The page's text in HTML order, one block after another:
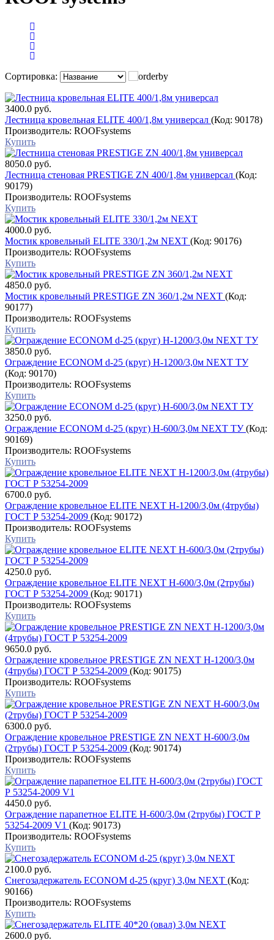
Сортировка:
3400.0 руб.
Лестница кровельная ELITE 400/1,8м универсал (Код: 90178)
Производитель: ROOFsystems
Купить
8050.0 руб.
Лестница стеновая PRESTIGE ZN 400/1,8м универсал (Код:
90179)
Производитель: ROOFsystems
Купить
4000.0 руб.
Мостик кровельный ELITE 330/1,2м NEXT (Код: 90176)
Производитель: ROOFsystems
Купить
4850.0 руб.
Мостик кровельный PRESTIGE ZN 360/1,2м NEXT (Код:
90177)
Производитель: ROOFsystems
Купить
3850.0 руб.
Ограждение ECONOM d-25 (круг) H-1200/3,0м NEXT ТУ
(Код: 90170)
Производитель: ROOFsystems
Купить
3250.0 руб.
Ограждение ECONOM d-25 (круг) H-600/3,0м NEXT ТУ(Код:
90169)
Производитель: ROOFsystems
Купить
6700.0 руб.
Ограждение кровельное ELITE NEXT H-1200/3,0м (4трубы)
ГОСТ Р 53254-2009 (Код: 90172)
Производитель: ROOFsystems
Купить
4250.0 руб.
Ограждение кровельное ELITE NEXT H-600/3,0м (2трубы)
ГОСТ Р 53254-2009 (Код: 90171)
Производитель: ROOFsystems
Купить
9650.0 руб.
Ограждение кровельное PRESTIGE ZN NEXT H-1200/3,0м
(4трубы) ГОСТ Р 53254-2009 (Код: 90175)
Производитель: ROOFsystems
Купить
6300.0 руб.
Ограждение кровельное PRESTIGE ZN NEXT H-600/3,0м
(2трубы) ГОСТ Р 53254-2009 (Код: 90174)
Производитель: ROOFsystems
Купить
4450.0 руб.
Ограждение парапетное ELITE H-600/3,0м (2трубы) ГОСТ Р
53254-2009 V1 (Код: 90173)
Производитель: ROOFsystems
Купить
2100.0 руб.
Снегозадержатель ECONOM d-25 (круг) 3,0м NEXT (Код:
90166)
Производитель: ROOFsystems
Купить
2600.0 руб.